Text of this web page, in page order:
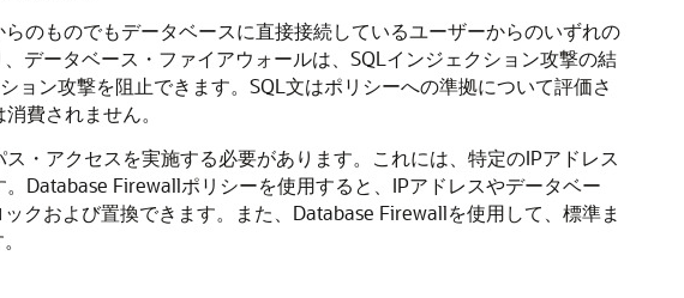
のものでもデータベースに直接接続しているユーザーからのいずれの
データベース・ファイアウォールは、SQLインジェクション攻撃の結
ョン攻撃を阻止できます。SQL文はポリシーへの準拠について評価さ
費されません。
・アクセスを実施する必要があります。これには、特定のIPアドレス
Database Firewallポリシーを使用すると、IPアドレスやデータベー
クおよび置換できます。また、Database Firewallを使用して、標準ま